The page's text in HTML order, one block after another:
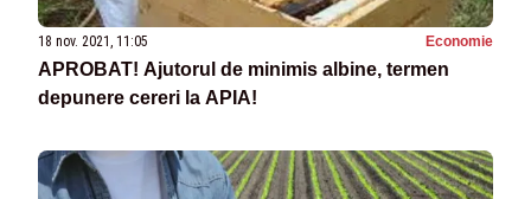
18 nov. 2021, 11:05 Economie
APROBAT! Ajutorul de minimis albine, termen
depunere cereri la APIA!